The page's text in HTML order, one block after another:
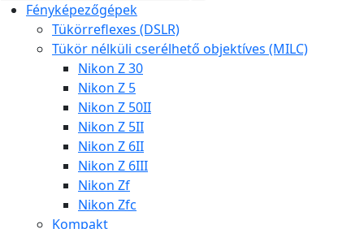
Fényképezőgépek
Tükörreflexes (DSLR)
Tükör nélküli cserélhető objektíves (MILC)
Nikon Z 30
Nikon Z 5
Nikon Z 50II
Nikon Z 5II
Nikon Z 6II
Nikon Z 6III
Nikon Zf
Nikon Zfc
Kompakt